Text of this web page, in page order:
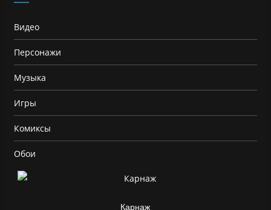
Видео
Персонажи
Музыка
Игры
Комиксы
Обои
Карнаж